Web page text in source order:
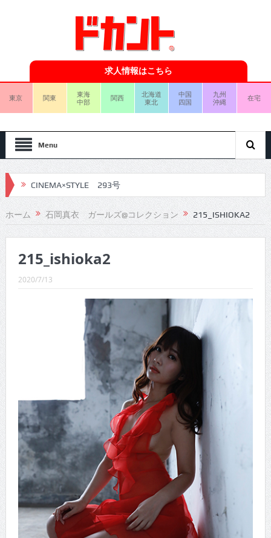
求人情報はこちら
東京 関東
東海
中部
関西
北海道
東北
中国
四国
九州
沖縄
在宅
Menu
CINEMA×STYLE 293号
CINEMA×STYLE 292号
CINEMA×STYLE 291号
CINEMA×STYLE 290号
CINEMA×STYLE 289号
CINEMA×STYLE 288号
CINEMA×STYLE 287号
CINEMA×STYLE 286号
CINEMA×STYLE 285号
CINEMA×STYLE 294号
ホーム 石岡真衣 ガールズ@コレクション 215_ISHIOKA2
215_ishioka2
2020/7/13